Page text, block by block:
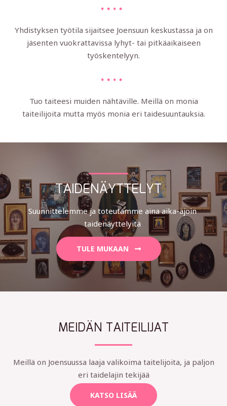
Yhdistyksen työtila sijaitsee Joensuun keskustassa ja on
jäsenten vuokrattavissa lyhyt- tai pitkäaikaiseen
työskentelyyn.
Tuo taiteesi muiden nähtäville. Meillä on monia
taiteilijoita mutta myös monia eri taidesuuntauksia.
TAIDENÄYTTELYT
Suunnittelemme ja toteutamme aina aika-ajoin
taidenäyttelyitä
TULE MUKAAN
MEIDÄN TAITEILIJAT
Meillä on Joensuussa laaja valikoima taitelijoita, ja paljon
eri taidelajin tekijää
KATSO LISÄÄ